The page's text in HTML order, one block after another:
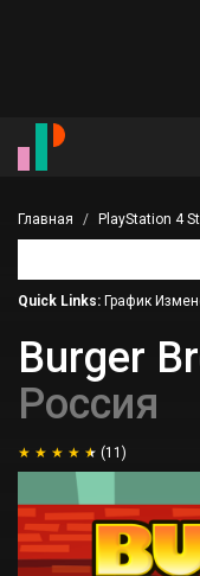
Главная PlayStation 4
Quick Links: График
Burger
Россия
(11)